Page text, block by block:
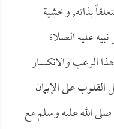
بذاته, وخشية
عليه الصلاة
الرعب والانكسار
على الإيمان
الله عليه وسلم مع